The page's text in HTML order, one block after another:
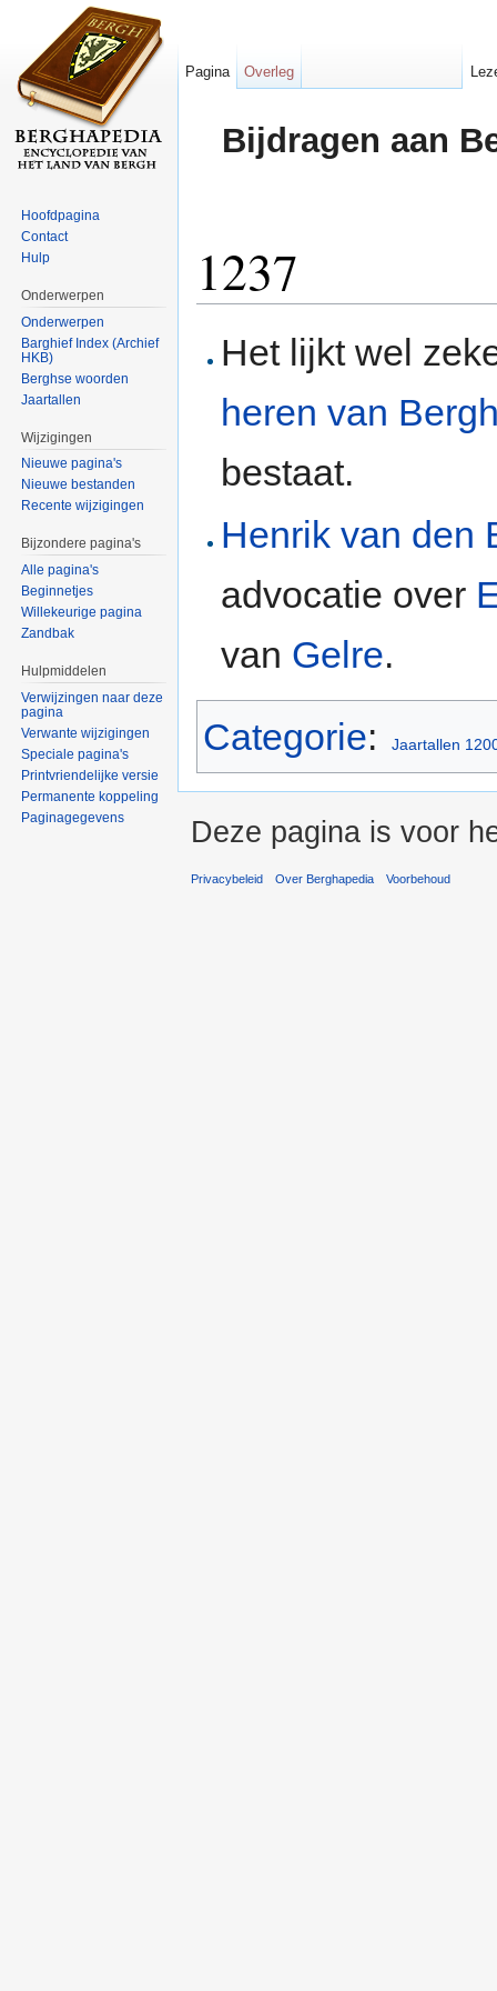
Bijdragen aan
1237
Het lijkt wel
heren van
bestaat.
Henrik van den
advocatie over
van Gelre.
Categorie: Jaartallen
Pagina Overleg
Hoofdpagina
Contact
Hulp
Onderwerpen
Onderwerpen
Barghief Index (Archief
HKB)
Berghse woorden
Jaartallen
Wijzigingen
Nieuwe pagina's
Nieuwe bestanden
Recente wijzigingen
Bijzondere pagina's
Alle pagina's
Beginnetjes
Willekeurige pagina
Zandbak
Hulpmiddelen
Verwijzingen naar deze
pagina
Verwante wijzigingen
Speciale pagina's
Printvriendelijke versie
Permanente koppeling
Paginagegevens
Deze pagina is voor
Privacybeleid Over Berghapedia Voorbehoud